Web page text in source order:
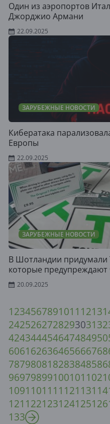
Один из аэропортов
Джорджио Армани
22.09.2025
ЗАРУБЕЖНЫЕ НОВОСТИ
Кибератака
Европы
22.09.2025
ЗАРУБЕЖНЫЕ НОВОСТИ
В Шотландии придумали
которые предупреждают
20.09.2025
1234567891011 1213
242526272829303132
424344454647484950
606162636465666768
787980818283848586
96979899100101 102
109110111 112113114
121 122123124125126
133